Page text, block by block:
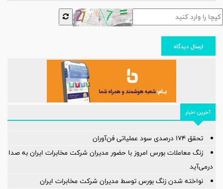
ارسال دیدگاه
آخرین اخبار
تحقق ۱۷۴ درصدی سود عملیاتی فن‌آوران
زنگ معاملات بورس امروز با حضور مدیران شرکت مخابرات ایران به صدا
درمی‌آید
نواخته شدن زنگ بورس توسط مدیران شرکت مخابرات ایران